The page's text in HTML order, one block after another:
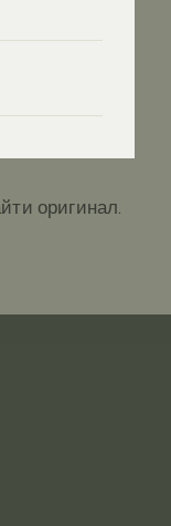
крылатого
существе?
льва из
оригинал.